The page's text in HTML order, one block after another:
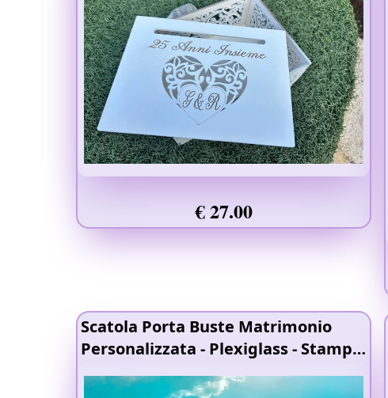
€ 27.00
Scatola Porta Buste Matrimonio
Personalizzata - Plexiglass- Stampa
Raggi UV- Legno 4mm